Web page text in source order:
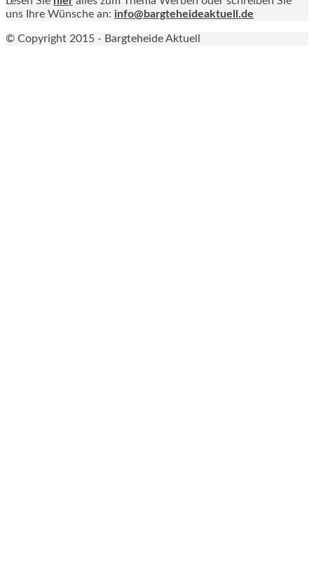
uns Ihre Wünsche an: info@bargteheideaktuell.de
© Copyright 2015 - Bargteheide Aktuell